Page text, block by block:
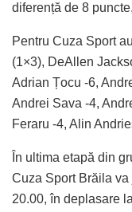
diferență de 8
Pentru Cuza Sport
(1×3), DeAllen
Adrian Țocu -6,
Andrei Sava -4,
Feraru -4, Alin
În ultima etapă din
Cuza Sport Brăila
20.00, în deplasare